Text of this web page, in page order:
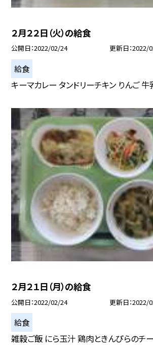
２月２２日（火）の給食
公開日 2022/02/24 更新日 2022/
給食
キーマカレー タンドリーチキン りんご 牛
２月２１日（月）の給食
公開日 2022/02/24 更新日 2022/
給食
雑穀ご飯 にら玉汁 鶏肉ときんぴらのチ